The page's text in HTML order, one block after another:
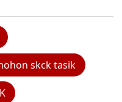
skck tasik